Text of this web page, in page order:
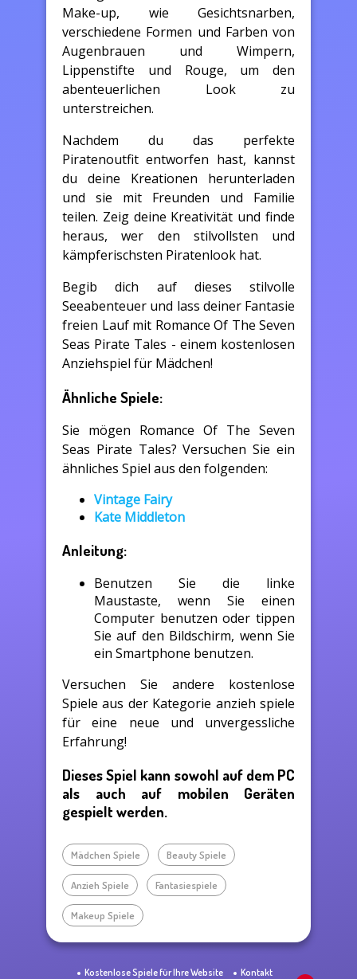
Make-up, wie Gesichtsnarben,
verschiedene Formen und Farben von
Augenbrauen und Wimpern,
Lippenstifte und Rouge, um den
abenteuerlichen Look zu
unterstreichen.
Nachdem du das perfekte
Piratenoutfit entworfen hast, kannst
du deine Kreationen herunterladen
und sie mit Freunden und Familie
teilen. Zeig deine Kreativität und finde
heraus, wer den stilvollsten und
kämpferischsten Piratenlook hat.
Begib dich auf dieses stilvolle
Seeabenteuer und lass deiner Fantasie
freien Lauf mit Romance Of The Seven
Seas Pirate Tales - einem kostenlosen
Anziehspiel für Mädchen!
Ähnliche Spiele:
Sie mögen Romance Of The Seven
Seas Pirate Tales? Versuchen Sie ein
ähnliches Spiel aus den folgenden:
Vintage Fairy
Kate Middleton
Anleitung:
Benutzen Sie die linke
Maustaste, wenn Sie einen
Computer benutzen oder tippen
Sie auf den Bildschirm, wenn Sie
ein Smartphone benutzen.
Versuchen Sie andere kostenlose
Spiele aus der Kategorie anzieh spiele
für eine neue und unvergessliche
Erfahrung!
Dieses Spiel kann sowohl auf dem PC
als auch auf mobilen Geräten
gespielt werden.
Mädchen Spiele Beauty Spiele
Anzieh Spiele Fantasiespiele
Makeup Spiele
Kostenlose Spiele für Ihre Website
Kontakt